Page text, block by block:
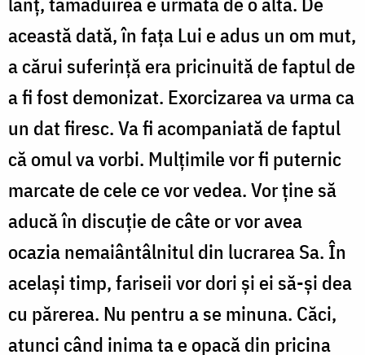
această dată, în fața Lui e adus un om mut,
a cărui suferință era pricinuită de faptul de
a fi fost demonizat. Exorcizarea va urma ca
un dat firesc. Va fi acompaniată de faptul
că omul va vorbi. Mulțimile vor fi puternic
marcate de cele ce vor vedea. Vor ține să
aducă în discuție de câte or vor avea
ocazia nemaiântâlnitul din lucrarea Sa. În
același timp, fariseii vor dori și ei să-și dea
cu părerea. Nu pentru a se minuna. Căci,
atunci când inima ta e opacă din pricina